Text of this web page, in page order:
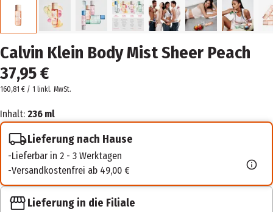
Calvin Klein Body Mist Sheer Peach
37,95 €
160,81 € / 1 linkl. MwSt.
Inhalt: 236 ml
Lieferung nach Hause
Lieferbar in 2 - 3 Werktagen
Versandkostenfrei ab 49,00 €
Lieferung in die Filiale